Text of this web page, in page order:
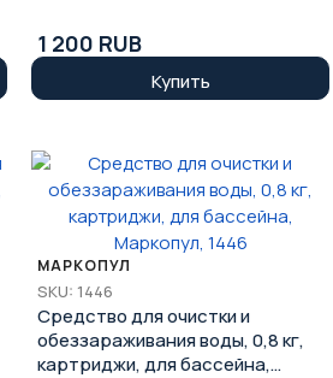
1 200 RUB
Купить
МАРКОПУЛ
SKU: 1446
Средство для очистки и
обеззараживания воды, 0,8 кг,
картриджи, для бассейна,